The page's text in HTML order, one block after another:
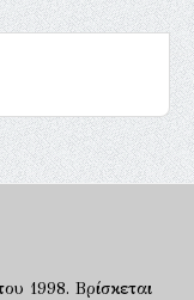
1998. Βρίσκεται